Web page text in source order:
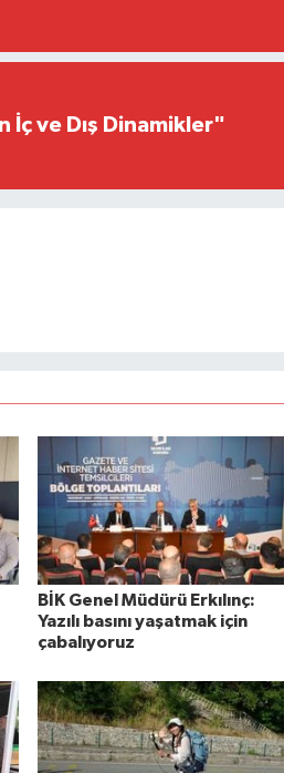
İç ve Dış Dinamikler"
BİK Genel Müdürü Erkılınç:
Yazılı basını yaşatmak için
çabalıyoruz